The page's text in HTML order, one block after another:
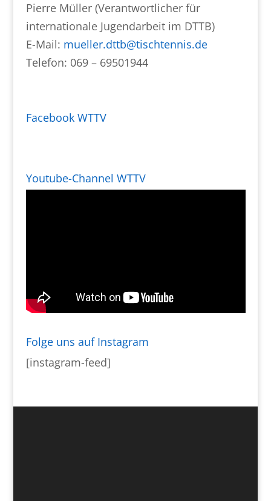
Pierre Müller (Verantwortlicher für
internationale Jugendarbeit im DTTB)
E-Mail: mueller.dttb@tischtennis.de
Telefon: 069 – 69501944
Facebook WTTV
Youtube-Channel WTTV
Folge uns auf Instagram
[instagram-feed]